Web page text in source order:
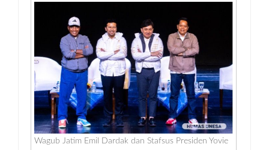
Wagub Jatim Emil Dardak dan Stafsus Presiden Yovie